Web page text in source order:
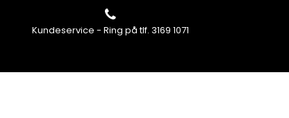
Kundeservice - Ring på tlf. 3169 1071